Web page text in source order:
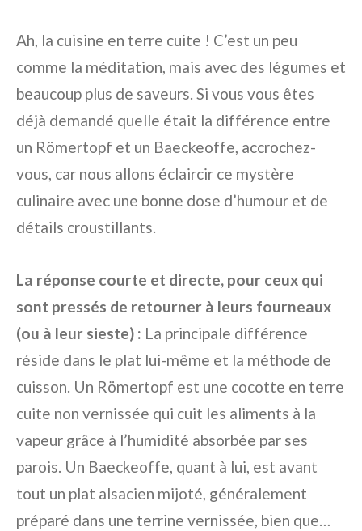
Ah, la cuisine en terre cuite ! C’est un peu
comme la méditation, mais avec des légumes et
beaucoup plus de saveurs. Si vous vous êtes
déjà demandé quelle était la différence entre
un Römertopf et un Baeckeoffe, accrochez-
vous, car nous allons éclaircir ce mystère
culinaire avec une bonne dose d’humour et de
détails croustillants.
La réponse courte et directe, pour ceux qui
sont pressés de retourner à leurs fourneaux
(ou à leur sieste) : La principale différence
réside dans le plat lui-même et la méthode de
cuisson. Un Römertopf est une cocotte en terre
cuite non vernissée qui cuit les aliments à la
vapeur grâce à l’humidité absorbée par ses
parois. Un Baeckeoffe, quant à lui, est avant
tout un plat alsacien mijoté, généralement
préparé dans une terrine vernissée, bien que…